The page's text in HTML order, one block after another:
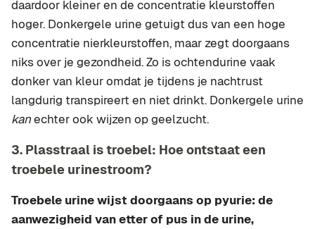
daardoor kleiner en de concentratie kleurstoffen
hoger. Donkergele urine getuigt dus van een hoge
concentratie nierkleurstoffen, maar zegt doorgaans
niks over je gezondheid. Zo is ochtendurine vaak
donker van kleur omdat je tijdens je nachtrust
langdurig transpireert en niet drinkt. Donkergele urine
kanechter ook wijzen op geelzucht.
3. Plasstraal is troebel: Hoe ontstaat een
troebele urinestroom?
Troebele urine wijst doorgaans op pyurie: de
aanwezigheid van etter of pus in de urine,